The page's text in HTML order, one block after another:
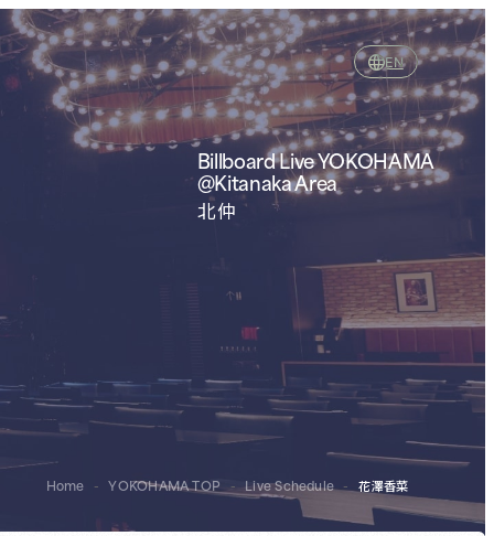
EN
Billboard Live YOKOHAMA
@Kitanaka Area
北仲
Home - YOKOHAMA TOP - Live Schedule - 花澤香菜